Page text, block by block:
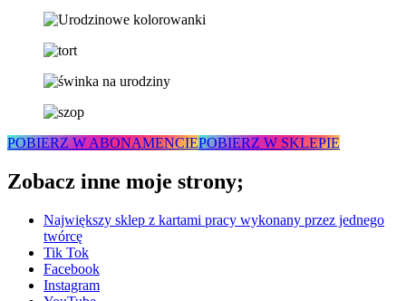
POBIERZ W ABONAMENCIEPOBIERZ W SKLEPIE
Zobacz inne moje strony;
Największy sklep z kartami pracy wykonany przez jednego
twórcę
Tik Tok
Facebook
Instagram